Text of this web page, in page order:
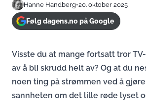
Hanne Handberg•20. oktober 2025
Følg dagens.no på Google
Visste du at mange fortsatt tror
av å bli skrudd helt av? Og at du
noen ting på strømmen ved å
sannheten om det lille røde lyset